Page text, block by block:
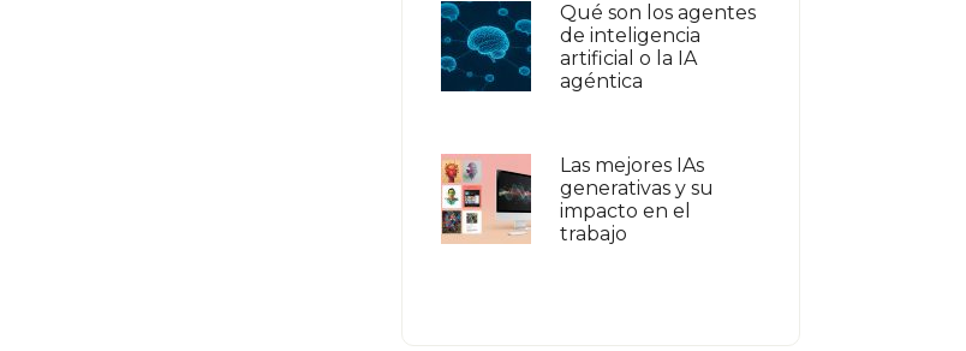
Qué son los agentes
de inteligencia
artificial o la IA
agéntica
Las mejores IAs
generativas y su
impacto en el
trabajo